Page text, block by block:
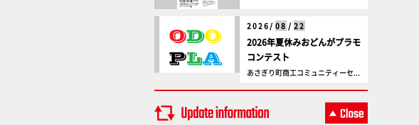
2026/ 08 / 22
2026年夏休みおどんがプラモ
コンテスト
あさぎり町商工コミュニティーセ...